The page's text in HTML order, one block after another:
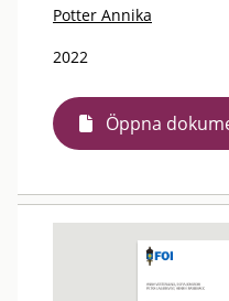
Potter Annika
2022
Öppna